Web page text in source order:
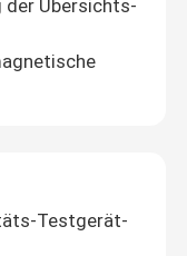
Übersichts-
Testgerät-